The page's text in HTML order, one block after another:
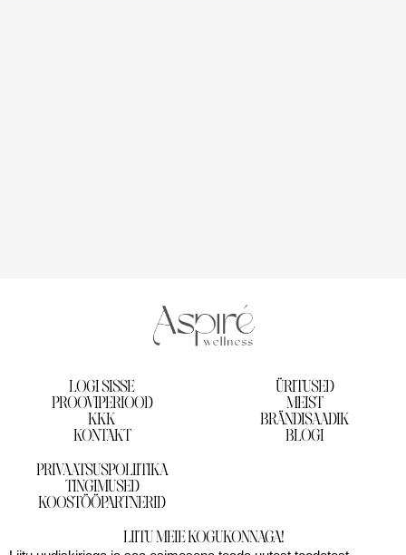
LOGI SISSE
PROOVIPERIOOD
KKK
KONTAKT
ÜRITUSED
MEIST
BRÄNDISAADIK
BLOGI
PRIVAATSUSPOLIITIKA
TINGIMUSED
KOOSTÖÖPARTNERID
LIITU MEIE KOGUKONNAGA!